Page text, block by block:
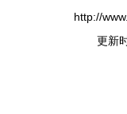
http://
更新